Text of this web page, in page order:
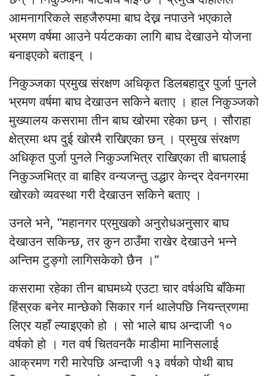
आमनागरिकले सहजैरुपमा बाघ देख्न नपाउने भएकाले
भ्रमण वर्षमा आउने पर्यटकका लागि बाघ देखाउने योजना
बनाइएको बताइन् ।
निकुञ्जका प्रमुख संरक्षण अधिकृत डिलबहादुर पुर्जा पुनले
भ्रमण वर्षमा बाघ देखाउन सकिने बताए । हाल निकुञ्जको
मुख्यालय कसरामा तीन बाघ खोरमा रहेका छन् । सौराहा
क्षेत्रमा थप दुई खोरमै राखिएका छन् । प्रमुख संरक्षण
अधिकृत पुर्जा पुनले निकुञ्जभित्र राखिएका ती बाघलाई
निकुञ्जभित्र वा बाहिर वन्यजन्तु उद्धार केन्द्र देवनगरमा
खोरको व्यवस्था गरी देखाउन सकिने बताए ।
उनले भने, “महानगर प्रमुखको अनुरोधअनुसार बाघ
देखाउन सकिन्छ, तर कुन ठाउँमा राखेर देखाउने भन्ने
अन्तिम टुङ्गो लागिसकेको छैन ।”
कसरामा रहेका तीन बाघमध्ये एउटा चार वर्षअघि बाँकेमा
हिंस्रक बनेर मान्छेको सिकार गर्न थालेपछि नियन्त्रणमा
लिएर यहाँ ल्याइएको हो । सो भाले बाघ अन्दाजी १०
वर्षको हो । गत वर्ष चितवनकै माडीमा मानिसलाई
आक्रमण गरी मारेपछि अन्दाजी १३ वर्षको पोथी बाघ